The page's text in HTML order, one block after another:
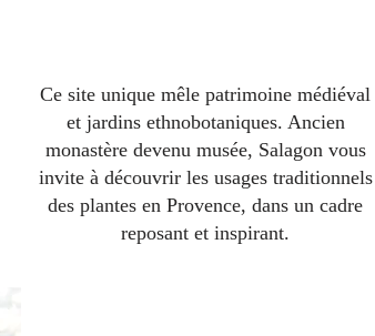
Ce site unique mêle patrimoine médiéval
et jardins ethnobotaniques. Ancien
monastère devenu musée, Salagon vous
invite à découvrir les usages traditionnels
des plantes en Provence, dans un cadre
reposant et inspirant.